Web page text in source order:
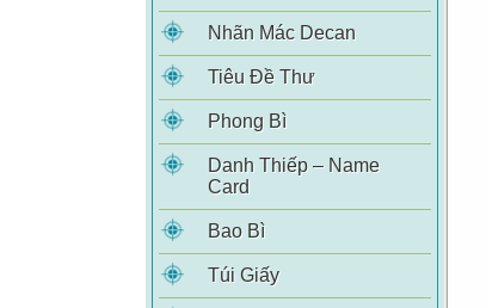
Nhãn Mác Decan
Tiêu Đề Thư
Phong Bì
Danh Thiếp – Name
Card
Bao Bì
Túi Giấy